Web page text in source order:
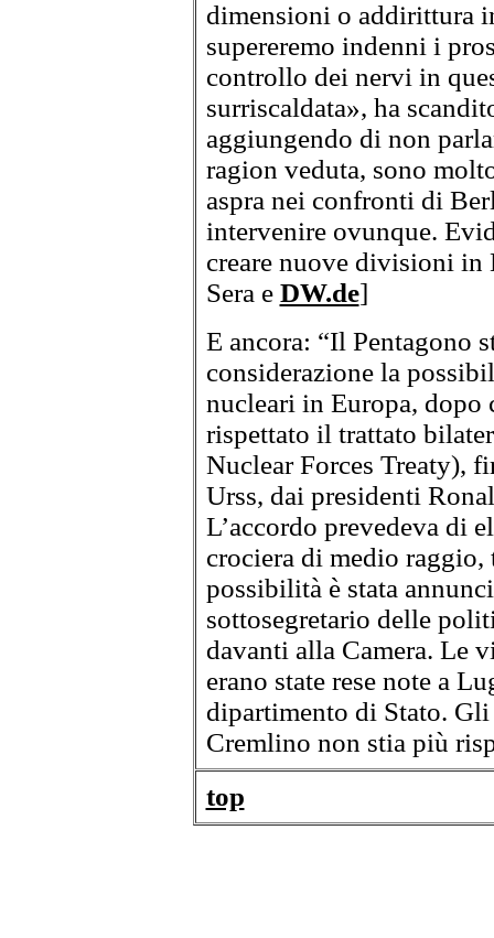
dimensioni o addirittura
supereremo indenni i
controllo dei nervi in
surriscaldata», ha
aggiungendo di non
ragion veduta, sono
aspra nei confronti di
intervenire ovunque.
creare nuove divisioni in
Sera e DW.de]
E ancora: “Il Pentagono
considerazione la
nucleari in Europa, dopo
rispettato il trattato
Nuclear Forces Treaty),
Urss, dai presidenti
L’accordo prevedeva di
crociera di medio
possibilità è stata
sottosegretario delle
davanti alla Camera. Le
erano state rese note a
dipartimento di Stato.
Cremlino non stia più
top